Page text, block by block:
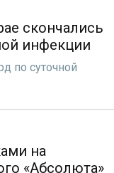
скончались
инфекции
по суточной
на
«Абсолюта»